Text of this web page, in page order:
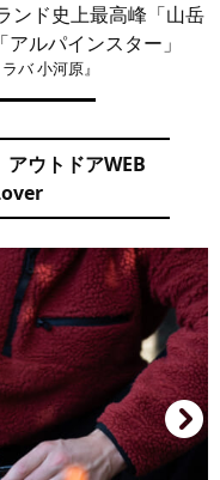
ンド史上最高峰「山岳
ルパインスター」
バ 小河原』
ウトドアWEB